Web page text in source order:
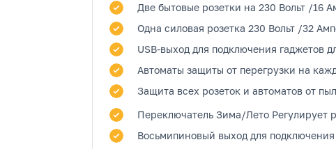
Две бытовые розетки на 230 Вольт /16
Одна силовая розетка 230 Вольт /32
USB-выход для подключения гаджетов
Автоматы защиты от перегрузки на
Защита всех розеток и автоматов от
Переключатель Зима/Лето Регулирует
Восьмипиновый выход для